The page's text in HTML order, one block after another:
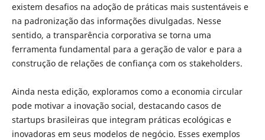
existem desafios na adoção de práticas mais sustentáveis e
na padronização das informações divulgadas. Nesse
sentido, a transparência corporativa se torna uma
ferramenta fundamental para a geração de valor e para a
construção de relações de confiança com os stakeholders.
Ainda nesta edição, exploramos como a economia circular
pode motivar a inovação social, destacando casos de
startups brasileiras que integram práticas ecológicas e
inovadoras em seus modelos de negócio. Esses exemplos